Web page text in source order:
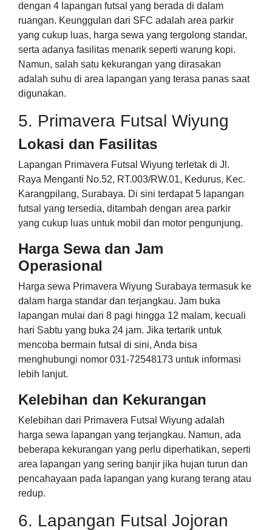
dengan 4 lapangan futsal yang berada di dalam
ruangan. Keunggulan dari SFC adalah area parkir
yang cukup luas, harga sewa yang tergolong standar,
serta adanya fasilitas menarik seperti warung kopi.
Namun, salah satu kekurangan yang dirasakan
adalah suhu di area lapangan yang terasa panas saat
digunakan.
5. Primavera Futsal Wiyung
Lokasi dan Fasilitas
Lapangan Primavera Futsal Wiyung terletak di Jl.
Raya Menganti No.52, RT.003/RW.01, Kedurus, Kec.
Karangpilang, Surabaya. Di sini terdapat 5 lapangan
futsal yang tersedia, ditambah dengan area parkir
yang cukup luas untuk mobil dan motor pengunjung.
Harga Sewa dan Jam
Operasional
Harga sewa Primavera Wiyung Surabaya termasuk ke
dalam harga standar dan terjangkau. Jam buka
lapangan mulai dari 8 pagi hingga 12 malam, kecuali
hari Sabtu yang buka 24 jam. Jika tertarik untuk
mencoba bermain futsal di sini, Anda bisa
menghubungi nomor 031-72548173 untuk informasi
lebih lanjut.
Kelebihan dan Kekurangan
Kelebihan dari Primavera Futsal Wiyung adalah
harga sewa lapangan yang terjangkau. Namun, ada
beberapa kekurangan yang perlu diperhatikan, seperti
area lapangan yang sering banjir jika hujan turun dan
pencahayaan pada lapangan yang kurang terang atau
redup.
6. Lapangan Futsal Jojoran